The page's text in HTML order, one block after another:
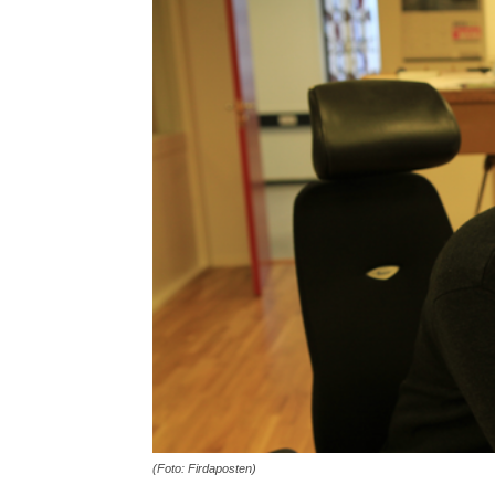
(Foto: Firdaposten)